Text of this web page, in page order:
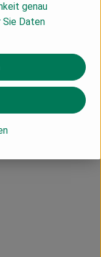
genau
Daten